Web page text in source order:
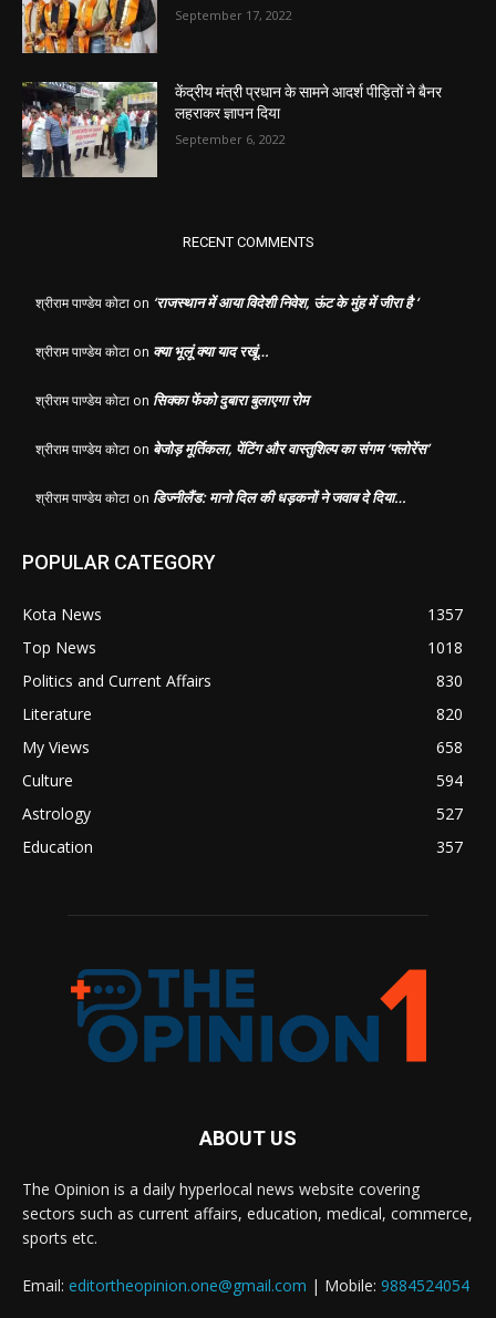
September 17, 2022
केंद्रीय मंत्री प्रधान के सामने आदर्श पीड़ितों ने बैनर
लहराकर ज्ञापन दिया
September 6, 2022
RECENT COMMENTS
श्रीराम पाण्डेय कोटा on ‘राजस्थान में आया विदेशी निवेश, ऊंट के मुंह में जीरा है ‘
श्रीराम पाण्डेय कोटा on क्या भूलूं क्या याद रखूं…
श्रीराम पाण्डेय कोटा on सिक्का फेंको दुबारा बुलाएगा रोम
श्रीराम पाण्डेय कोटा on बेजोड़ मूर्तिकला, पेंटिंग और वास्तुशिल्प का संगम ‘फ्लोरेंस’
श्रीराम पाण्डेय कोटा on डिज्नीलैंड: मानो दिल की धड़कनों ने जवाब दे दिया…
POPULAR CATEGORY
Kota News
1357
Top News
1018
Politics and Current Affairs
830
Literature
820
My Views
658
Culture
594
Astrology
527
Education
357
ABOUT US
The Opinion is a daily hyperlocal news website covering
sectors such as current affairs, education, medical, commerce,
sports etc.
Email: editortheopinion.one@gmail.com | Mobile: 9884524054